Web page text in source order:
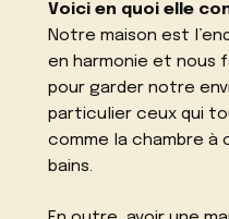
Voici en quoi elle
Notre maison est
en harmonie et nous
pour garder notre
particulier ceux qui
comme la chambre à
bains.